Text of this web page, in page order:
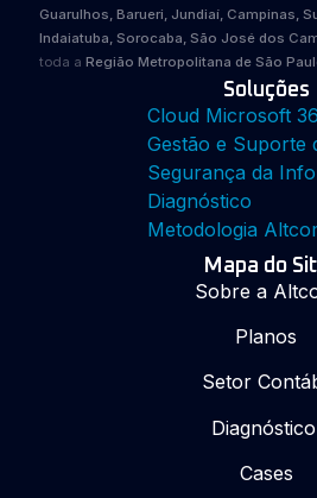
Guarulhos, Barueri, Jundiaí, Campinas,
Indaiatuba, Sorocaba, São José dos
toda a Região Metropolitana de São
Soluções
Cloud Microsoft
Gestão e Suporte
Segurança da
Diagnóstico
Metodologia
Mapa do
Sobre a
Planos
Setor
Diagnóstico
Cases